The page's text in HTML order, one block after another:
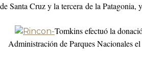
de Santa Cruz y la tercera de la Patagonia,
Tomkins efectuó la
Administración de Parques Nacionales